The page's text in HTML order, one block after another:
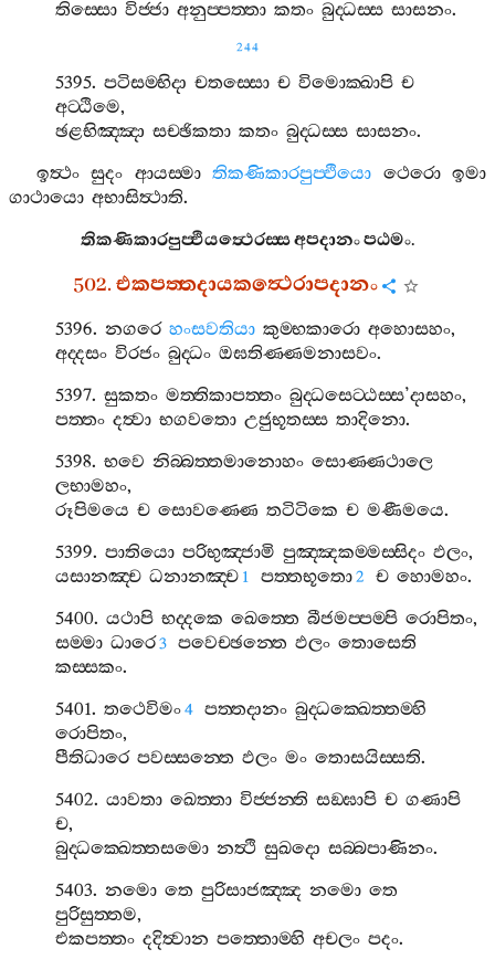
තිස‍්සො විජ‍්ජා අනුප‍්පත‍්තා කතං බුද‍්ධස‍්ස සාසනං.
244
5395.පටිසම‍්භිදා චතස‍්සො ච විමොක‍්ඛාපි ච
අට‍්ඨිමෙ,
ඡළභිඤ‍්ඤා සච‍්ඡිකතා කතං බුද‍්ධස‍්ස සාසනං.
ඉත්‍ථං සුදං ආයස‍්මා තිකණිකාරපුප‍්ඵියො ථෙරො ඉමා
ගාථායො අභාසිත්‍ථාති.
තිකණිකාරපුප‍්ඵියත්‍ථෙරස‍්සඅපදානංපඨමං.
502.එකපත‍්තදායකත්‍ථෙරාපදානං
5396.නගරෙ හංසවතියා කුම‍්භකාරො අහොසහං,
අද‍්දසං විරජං බුද‍්ධං ඔඝතිණ‍්ණමනාසවං.
5397.සුකතං මත‍්තිකාපත‍්තං බුද‍්ධසෙට‍්ඨස‍්ස’දාසහං,
පත‍්තං දත්‍වා භගවතො උජුභූතස‍්ස තාදිනො.
5398.භවෙ නිබ‍්බත‍්තමානොහං සොණ‍්ණථාලෙ
ලභාමහං,
රූපිමයෙ ච සොවණ‍්ණෙ තටිටිකෙ ච මණීමයෙ.
5399.පාතියො පරිභුඤ‍්ජාමි පුඤ‍්ඤකම‍්මස‍්සිදං ඵලං,
යසානඤ‍්ච ධනානඤ‍්ච 1 පත‍්තභූතො2 ච හොමහං.
5400.යථාපි භද‍්දකෙ ඛෙත‍්තෙ බීජමප‍්පම‍්පි රොපිතං,
සම‍්මා ධාරෙ3 පවෙච‍්ඡන‍්තෙ ඵලං තොසෙති
කස‍්සකං.
5401.තථෙවිමං4 පත‍්තදානං බුද‍්ධක‍්ඛෙත‍්තම‍්හි
රොපිතං,
පීතිධාරෙ පවස‍්සන‍්තෙ ඵලං මං තොසයිස‍්සති.
5402.යාවතා ඛෙත‍්තා විජ‍්ජන‍්ති සඞ‍්ඝාපි ච ගණාපි
ච,
බුද‍්ධක‍්ඛෙත‍්තසමො නත්‍ථි සුඛදො සබ‍්බපාණිනං.
5403.නමො තෙ පුරිසාජඤ‍්ඤ නමො තෙ
පුරිසුත‍්තම,
එකපත‍්තං දදිත්‍වාන පත‍්තොම‍්හි අචලං පදං.